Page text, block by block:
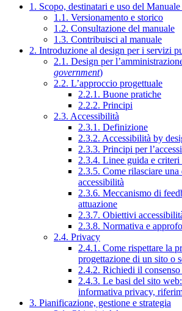
1. Scopo, destinatari e uso del
1.1. Versionamento e storico
1.2. Consultazione del manuale
1.3. Contribuisci al manuale
2. Introduzione al design per i servizi
2.1. Design per
government)
2.2. L’approccio progettuale
2.2.1. Buone pratiche
2.2.2. Principi
2.3. Accessibilità
2.3.1. Definizione
2.3.2. Accessibilità by
2.3.3. Principi per
2.3.4. Linee guida e criteri
2.3.5. Come rilasciare
accessibilità
2.3.6. Meccanismo di
attuazione
2.3.7. Obiettivi
2.3.8. Normativa e
2.4. Privacy
2.4.1. Come rispettare la
progettazione di un sito o
2.4.2. Richiedi il consenso
2.4.3. Le basi del sito
informativa privacy,
3. Pianificazione, gestione e strategia